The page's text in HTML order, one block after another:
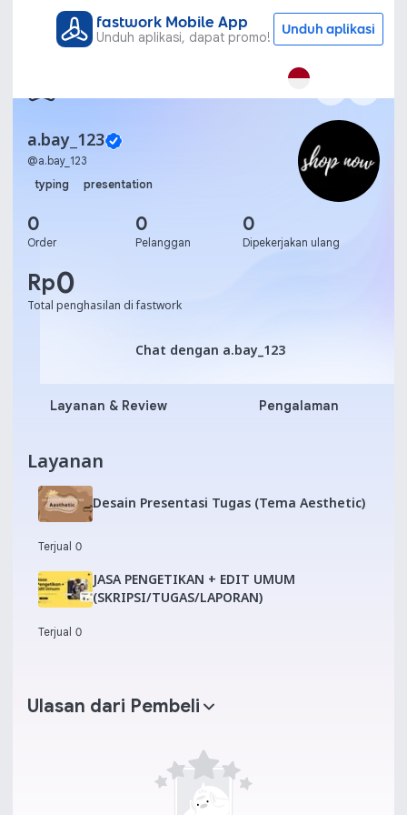
fastwork Mobile App
Unduh aplikasi, dapat promo! Unduh aplikasi
a.bay_123
@a.bay_123
typing
presentation
0
Order
0
Pelanggan
0
Dipekerjakan ulang
Rp0
Total penghasilan di fastwork
Chat dengan a.bay_123
Chat dengan a.bay_123
Layanan & Review Pengalaman
Layanan
Desain Presentasi Tugas (Tema Aesthetic)
Terjual 0
JASA PENGETIKAN + EDIT UMUM
(SKRIPSI/TUGAS/LAPORAN)
Terjual 0
Ulasan dari Pembeli